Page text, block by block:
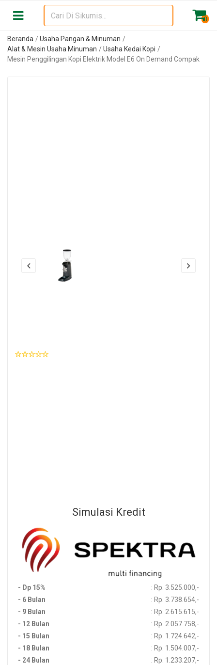
0
Beranda
Usaha Pangan & Minuman
Alat & Mesin Usaha Minuman
Usaha Kedai Kopi
Mesin Penggilingan Kopi Elektrik Model E6 On Demand Compak
Simulasi Kredit
- Dp 15%
: Rp. 3.525.000,-
- 6 Bulan
: Rp. 3.738.654,-
- 9 Bulan
: Rp. 2.615.615,-
- 12 Bulan
: Rp. 2.057.758,-
- 15 Bulan
: Rp. 1.724.642,-
- 18 Bulan
: Rp. 1.504.007,-
- 24 Bulan
: Rp. 1.233.207,-